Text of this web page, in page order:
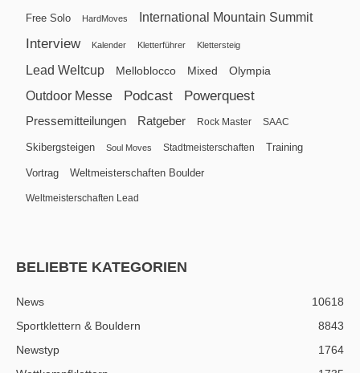
Free Solo HardMoves International Mountain Summit
Interview Kalender Kletterführer Klettersteig
Lead Weltcup Melloblocco Mixed Olympia
Outdoor Messe Podcast Powerquest
Pressemitteilungen Ratgeber Rock Master SAAC
Skibergsteigen Soul Moves Stadtmeisterschaften Training
Vortrag Weltmeisterschaften Boulder
Weltmeisterschaften Lead
BELIEBTE KATEGORIEN
News
10618
Sportklettern & Bouldern
8843
Newstyp
1764